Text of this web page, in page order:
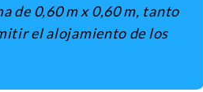
de 0,60 m x 0,60 m, tanto
el alojamiento de los